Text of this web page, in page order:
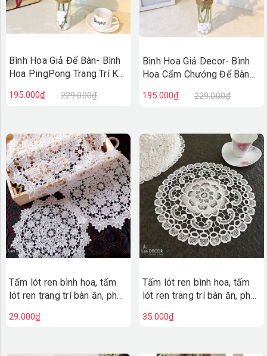
Bình Hoa Giả Để Bàn- Bình
Hoa PingPong Trang Trí Kệ
195.000₫ 229.000₫
Bình Hoa Giả Decor- Bình
Hoa Cẩm Chướng Để Bàn
195.000₫ 229.000₫
Tấm lót ren bình hoa, tấm
lót ren trang trí bàn ăn, phụ
trắng
29.000₫
Tấm lót ren bình hoa, tấm
lót ren trang trí bàn ăn, phụ
trắng
35.000₫